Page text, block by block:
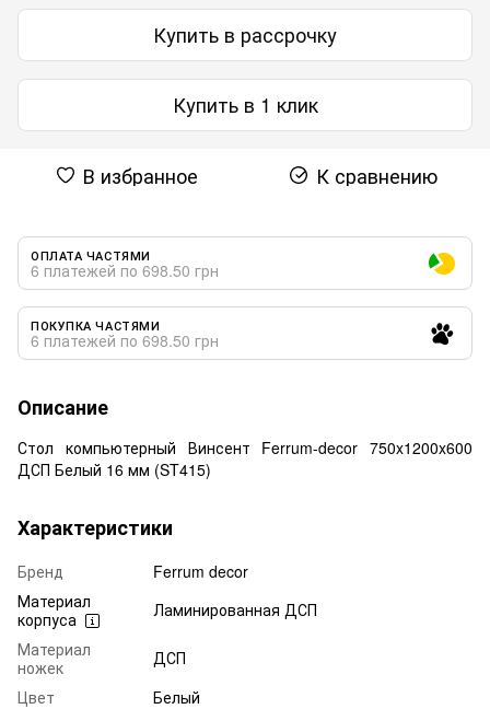
Купить в рассрочку
Купить в 1 клик
В избранное К сравнению
ОПЛАТА ЧАСТЯМИ
6 платежей по 698.50 грн
ПОКУПКА ЧАСТЯМИ
6 платежей по 698.50 грн
Описание
Стол компьютерный Винсент Ferrum-decor 750x1200x600
ДСП Белый 16 мм (ST415)
Характеристики
Бренд
Ferrum decor
Материал
корпуса
Ламинированная ДСП
Материал
ножек
ДСП
Цвет
Белый